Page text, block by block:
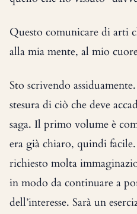
Questo comunicare di arti
alla mia mente, al mio
Sto scrivendo
stesura di ciò che deve
saga. Il primo volume è
era già chiaro, quindi
richiesto molta
in modo da continuare a
dell’interesse. Sarà un